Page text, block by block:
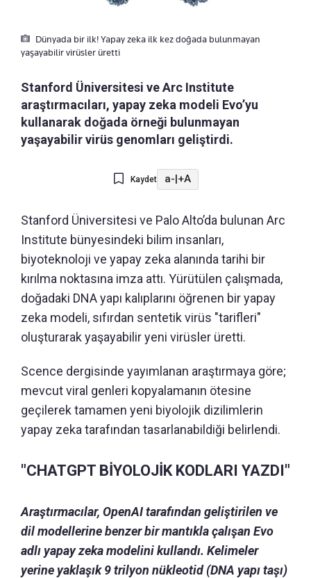
Dünyada bir ilk! Yapay zeka ilk kez doğada bulunmayan
yaşayabilir virüsler üretti
Stanford Üniversitesi ve Arc Institute
araştırmacıları, yapay zeka modeli Evo’yu
kullanarak doğada örneği bulunmayan
yaşayabilir virüs genomları geliştirdi.
Kaydet a-|+A
Stanford Üniversitesi ve Palo Alto’da bulunan Arc
Institute bünyesindeki bilim insanları,
biyoteknoloji ve yapay zeka alanında tarihi bir
kırılma noktasına imza attı. Yürütülen çalışmada,
doğadaki DNA yapı kalıplarını öğrenen bir yapay
zeka modeli, sıfırdan sentetik virüs "tarifleri"
oluşturarak yaşayabilir yeni virüsler üretti.
Scence dergisinde yayımlanan araştırmaya göre;
mevcut viral genleri kopyalamanın ötesine
geçilerek tamamen yeni biyolojik dizilimlerin
yapay zeka tarafından tasarlanabildiği belirlendi.
"CHATGPT BİYOLOJİK KODLARI YAZDI"
Araştırmacılar, OpenAI tarafından geliştirilen ve
dil modellerine benzer bir mantıkla çalışan Evo
adlı yapay zeka modelini kullandı. Kelimeler
yerine yaklaşık 9 trilyon nükleotid (DNA yapı taşı)